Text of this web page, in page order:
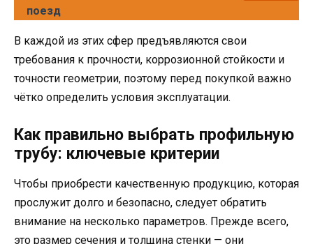
поезд
В каждой из этих сфер предъявляются свои
требования к прочности, коррозионной стойкости и
точности геометрии, поэтому перед покупкой важно
чётко определить условия эксплуатации.
Как правильно выбрать профильную
трубу: ключевые критерии
Чтобы приобрести качественную продукцию, которая
прослужит долго и безопасно, следует обратить
внимание на несколько параметров. Прежде всего,
это размер сечения и толщина стенки — они